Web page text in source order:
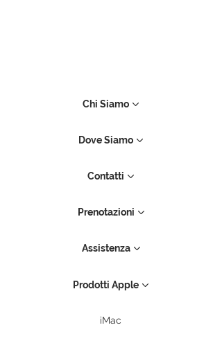
Chi Siamo
Dove Siamo
Contatti
Prenotazioni
Assistenza
Prodotti Apple
iMac